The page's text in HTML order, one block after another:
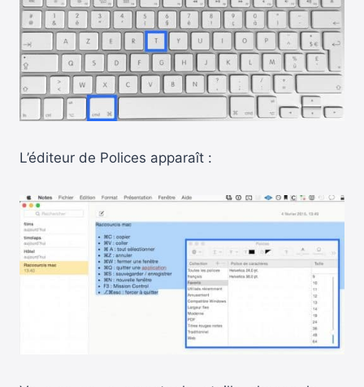
L’éditeur de Polices apparaît :